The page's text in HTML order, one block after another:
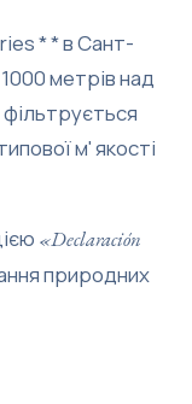
* * в Сант-
метрів над
м' якості
«Declaración
природних